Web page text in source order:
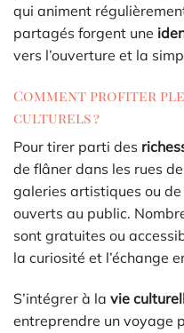
qui animent
partagés forgent une
vers l’ouverture et la
Comment profiter
culturels ?
Pour tirer parti des
de flâner dans les rues
galeries artistiques ou
ouverts au public.
sont gratuites ou
la curiosité et l’échange
S’intégrer à la vie
entreprendre un voyage